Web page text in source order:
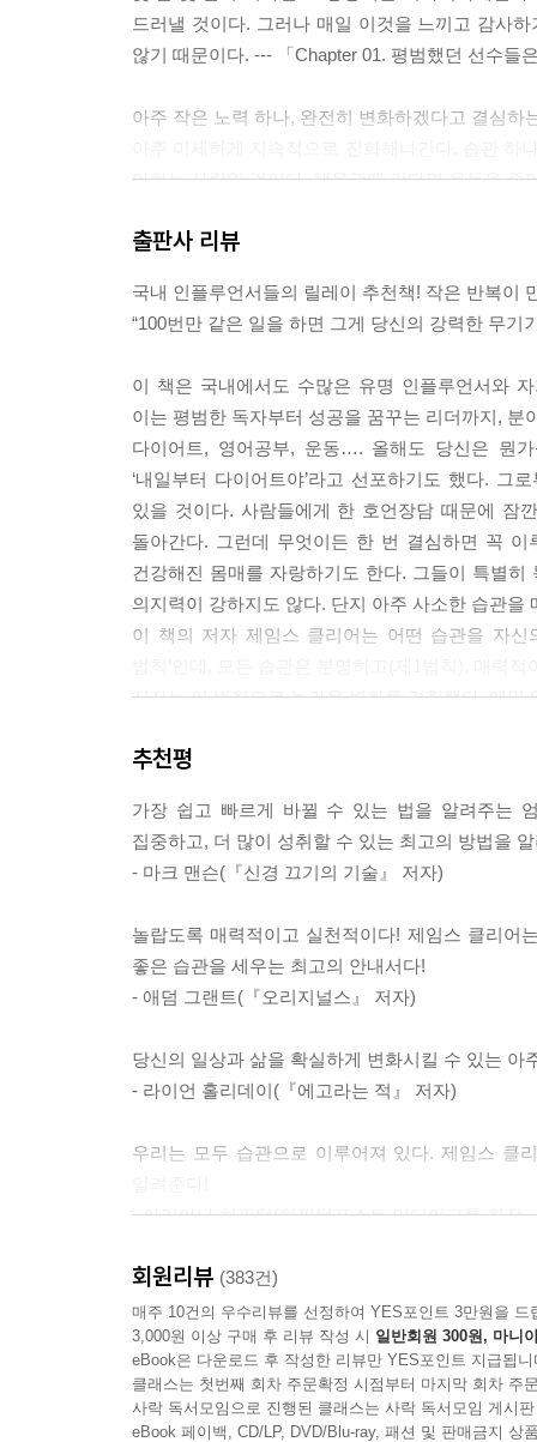
드러낼 것이다. 그러나 매일 이것을 느끼고 감사
않기 때문이다. --- 「Chapter 01. 평범했던 선수들
아주 작은 노력 하나, 완전히 변화하겠다고 결심
아하는 사람일 것이다. 체육관에 간다면 운동을
플 수도, 출장을 가야 할 수도, 가족이 내 시간을
로 두 번은 거르지 않는다’는 법칙이다. (…) 처음
우리는 습관을 간신히 시작하고 꾸준히 해나가지
지 않아진다. 체육관에 갔는데 갑자기 운동을 끝
거나 고통스럽거나 고갈되었거나 기타 등등의 일
apter 19. 계속 해내는 힘은 어디서 오는가」 중에서
결과를 지속시키는 비결은 발전을 멈추지 않는 것
것이다. 배움을 그만두지 않는다면 지식을 얻을
다. 작은 습관들은 더하기가 아니다. 그것들은 복
출판사 리뷰
국내 인플루언서들의 릴레이 추천책! 작은 반복이
“100번만 같은 일을 하면 그게 당신의 강력한 무기
이 책은 국내에서도 수많은 유명 인플루언서와
이는 평범한 독자부터 성공을 꿈꾸는 리더까지,
다이어트, 영어공부, 운동…. 올해도 당신은 뭔
‘내일부터 다이어트야’라고 선포하기도 했다.
있을 것이다. 사람들에게 한 호언장담 때문에 잠
돌아간다. 그런데 무엇이든 한 번 결심하면 꼭 이
건강해진 몸매를 자랑하기도 한다. 그들이 특별
의지력이 강하지도 않다. 단지 아주 사소한 습관
이 책의 저자 제임스 클리어는 어떤 습관을 자
저자는 이 법칙으로 놀라운 변화를 경험했다. 매
사과 먹기’라는 습관을 ‘분명하게’ 만들자 변화
있다.
하지만 살면서 우리의 일상에는 가끔 변수가 생
과감하게 한 번의 실수는 포기해도 된다고 우리
더 나아가 저자는 이 책에서 ‘1만 시간의 법칙’이
시간을 무조건 많이 투자해야 한다고 생각한다. 그
중요하지 않다. 단 2분이라도 자주 반복하는 것
구글, 페이스북, 애플 등 전 세계 최고의 두뇌들이
행동과학을 통합해 습관을 설명했고 〈월스트
서평을 줄이어 내놓았다. 습관에 대한 원론적인
인생의 나락에서 극적으로 회복됐던 저자에게 ‘
보였지만, 하나하나 쌓이니 그에게 상상하지 못
사람들, 인생의 도약을 꿈꾸는 사람들에게 구체
추천평
가장 쉽고 빠르게 바뀔 수 있는 법을 알려주는
집중하고, 더 많이 성취할 수 있는 최고의 방법을
- 마크 맨슨(『신경 끄기의 기술』 저자)
놀랍도록 매력적이고 실천적이다! 제임스 클리어
좋은 습관을 세우는 최고의 안내서다!
- 애덤 그랜트(『오리지널스』 저자)
당신의 일상과 삶을 확실하게 변화시킬 수 있는 아
- 라이언 홀리데이(『에고라는 적』 저자)
우리는 모두 습관으로 이루어져 있다. 제임스 클
- 아리아나 허핑턴(허핑턴포스트 미디어그룹 회장,
이 책은 당신이 여태까지 들어왔던, 단순히 작은
누구나 최소한의 노력으로 극적인 변화를 누릴 수
- 〈뉴욕 타임스〉
제임스 클리어는 일상의 작은 성공에서부터 비즈
- 『포브스』
회원리뷰 (383건)
매주 10건의 우수리뷰를 선정하여 YES포인트 3만원을 드
3,000원 이상 구매 후 리뷰 작성 시 일반회원 300원, 마니
eBook은 다운로드 후 작성한 리뷰만 YES포인트 지급됩니
클래스는 첫번째 회차 주문확정 시점부터 마지막 회차 주
사락 독서모임으로 진행된 클래스는 사락 독서모임 게시
eBook 페이백, CD/LP, DVD/Blu-ray, 패션 및 판매금지 상